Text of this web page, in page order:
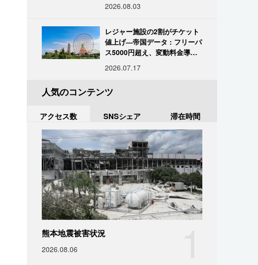
2026.08.03
レジャー施設の2割がチケット
値上げ―帝国データ : フリーパ
ス5000円超え、変動料金導入
2026.07.17
人気のコンテンツ
アクセス数 SNSシェア 滞在時間
熊本地震被害状況
2026.08.06